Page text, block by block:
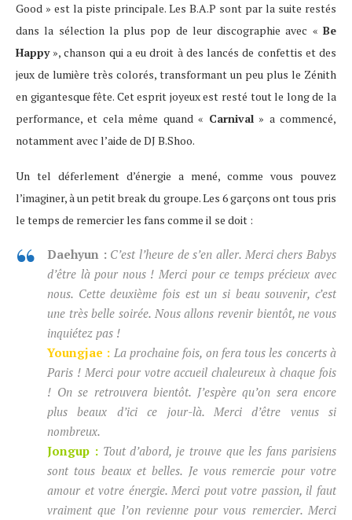
Good » est la piste principale. Les B.A.P sont par la suite restés
dans la sélection la plus pop de leur discographie avec « Be
Happy», chanson qui a eu droit à des lancés de confettis et des
jeux de lumière très colorés, transformant un peu plus le Zénith
en gigantesque fête. Cet esprit joyeux est resté tout le long de la
performance, et cela même quand « Carnival» a commencé,
notamment avec l’aide de DJ B.Shoo.
Un tel déferlement d’énergie a mené, comme vous pouvez
l’imaginer, à un petit break du groupe. Les 6 garçons ont tous pris
le temps de remercier les fans comme il se doit :
Daehyun : C’est l’heure de s’en aller. Merci chers Babys
d’être là pour nous ! Merci pour ce temps précieux avec
nous. Cette deuxième fois est un si beau souvenir, c’est
une très belle soirée. Nous allons revenir bientôt, ne vous
inquiétez pas !
Youngjae : La prochaine fois, on fera tous les concerts à
Paris ! Merci pour votre accueil chaleureux à chaque fois
! On se retrouvera bientôt. J’espère qu’on sera encore
plus beaux d’ici ce jour-là. Merci d’être venus si
nombreux.
Jongup : Tout d’abord, je trouve que les fans parisiens
sont tous beaux et belles. Je vous remercie pour votre
amour et votre énergie. Merci pout votre passion, il faut
vraiment que l’on revienne pour vous remercier. Merci